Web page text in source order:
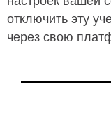
отключить эту
через свою